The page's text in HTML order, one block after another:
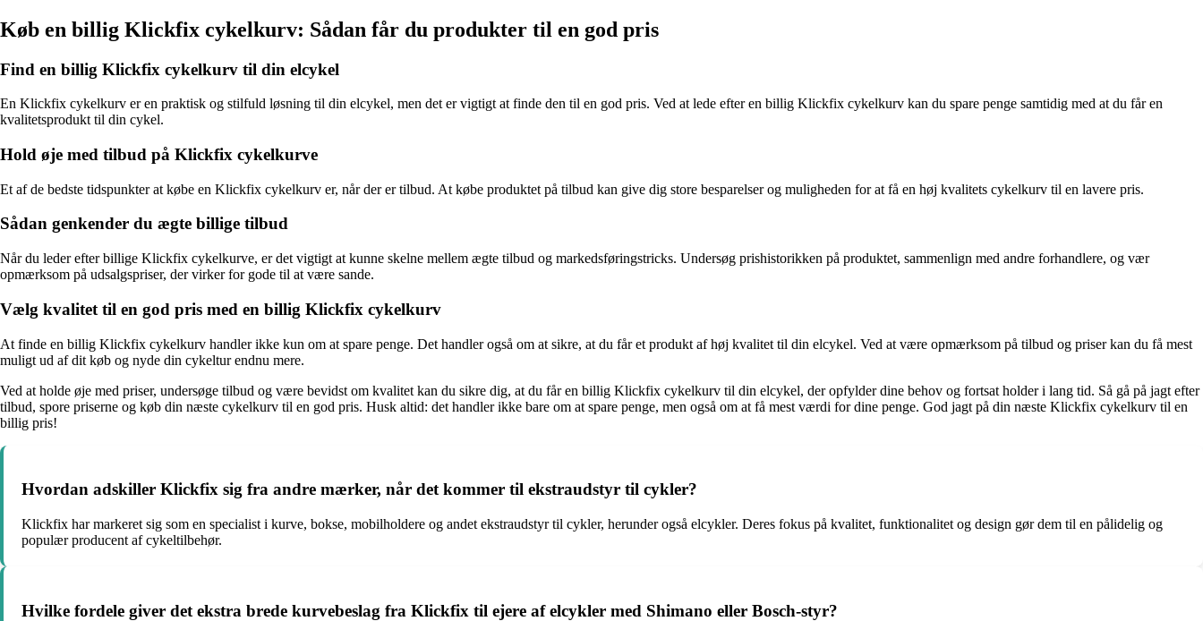
Køb en billig Klickfix cykelkurv: Sådan får du produkter til en god pris
Find en billig Klickfix cykelkurv til din elcykel
En Klickfix cykelkurv er en praktisk og stilfuld løsning til din elcykel, men det er vigtigt at finde den til en god pris. Ved at lede efter en billig Klickfix cykelkurv kan du spare penge samtidig med at du får en
kvalitetsprodukt til din cykel.
Hold øje med tilbud på Klickfix cykelkurve
Et af de bedste tidspunkter at købe en Klickfix cykelkurv er, når der er tilbud. At købe produktet på tilbud kan give dig store besparelser og muligheden for at få en høj kvalitets cykelkurv til en lavere pris.
Sådan genkender du ægte billige tilbud
Når du leder efter billige Klickfix cykelkurve, er det vigtigt at kunne skelne mellem ægte tilbud og markedsføringstricks. Undersøg prishistorikken på produktet, sammenlign med andre forhandlere, og vær
opmærksom på udsalgspriser, der virker for gode til at være sande.
Vælg kvalitet til en god pris med en billig Klickfix cykelkurv
At finde en billig Klickfix cykelkurv handler ikke kun om at spare penge. Det handler også om at sikre, at du får et produkt af høj kvalitet til din elcykel. Ved at være opmærksom på tilbud og priser kan du få mest
muligt ud af dit køb og nyde din cykeltur endnu mere.
Ved at holde øje med priser, undersøge tilbud og være bevidst om kvalitet kan du sikre dig, at du får en billig Klickfix cykelkurv til din elcykel, der opfylder dine behov og fortsat holder i lang tid. Så gå på jagt efter
tilbud, spore priserne og køb din næste cykelkurv til en god pris. Husk altid: det handler ikke bare om at spare penge, men også om at få mest værdi for dine penge. God jagt på din næste Klickfix cykelkurv til en
billig pris!
Hvordan adskiller Klickfix sig fra andre mærker, når det kommer til ekstraudstyr til cykler?
Klickfix har markeret sig som en specialist i kurve, bokse, mobilholdere og andet ekstraudstyr til cykler, herunder også elcykler. Deres fokus på kvalitet, funktionalitet og design gør dem til en pålidelig og
populær producent af cykeltilbehør.
Hvilke fordele giver det ekstra brede kurvebeslag fra Klickfix til ejere af elcykler med Shimano eller Bosch-styr?